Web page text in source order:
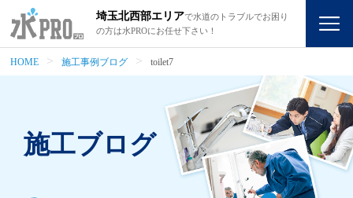
埼玉北西部エリアで水道のトラブルでお困り
の方は水PROにお任せ下さい！
HOME 施工事例ブログ toilet7
施工ブログ